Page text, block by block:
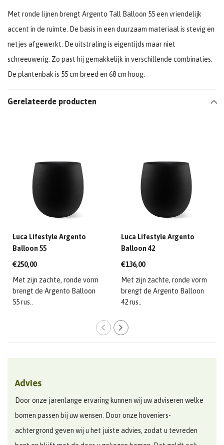
Met ronde lijnen brengt Argento Tall Balloon 55 een vriendelijk
accent in de ruimte. De basis in een duurzaam materiaal is stevig en
netjes afgewerkt. De uitstraling is eigentijds maar niet
schreeuwerig. Zo past hij gemakkelijk in verschillende combinaties.
De plantenbak is 55 cm breed en 68 cm hoog.
Gerelateerde producten
Luca Lifestyle Argento
Balloon 55
€250,00
Met zijn zachte, ronde vorm
brengt de Argento Balloon
55 rus..
Luca Lifestyle Argento
Balloon 42
€136,00
Met zijn zachte, ronde vorm
brengt de Argento Balloon
42 rus..
Advies
Door onze jarenlange ervaring kunnen wij uw adviseren welke
bomen passen bij uw wensen. Door onze hoveniers-
achtergrond geven wij u het juiste advies, zodat u tevreden